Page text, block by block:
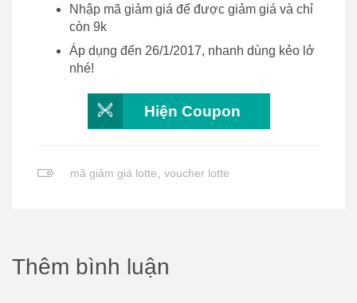
Nhập mã giảm giá để được giảm giá và chỉ
còn 9k
Áp dụng đến 26/1/2017, nhanh dùng kẻo lở
nhé!
Hiện Coupon
mã giảm giá lotte, voucher lotte
Thêm bình luận